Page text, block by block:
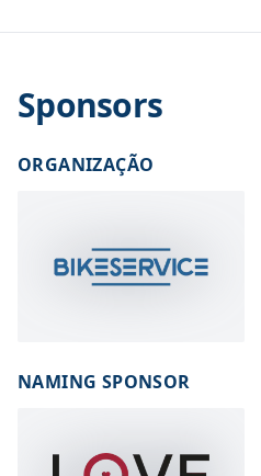
Sponsors
ORGANIZAÇÃO
NAMING SPONSOR